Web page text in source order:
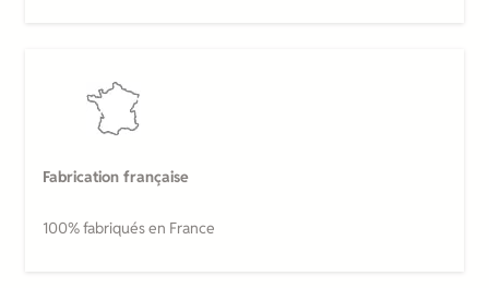
Fabrication française
100% fabriqués en France